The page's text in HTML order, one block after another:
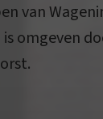
van
omgeven